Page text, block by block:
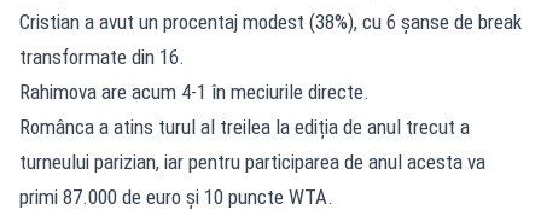
Cristian a avut un procentaj modest (38%), cu 6 șanse de break
transformate din 16.
Rahimova are acum 4-1 în meciurile directe.
Românca a atins turul al treilea la ediția de anul trecut a
turneului parizian, iar pentru participarea de anul acesta va
primi 87.000 de euro și 10 puncte WTA.